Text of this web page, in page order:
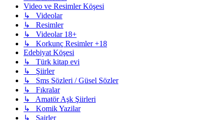
Video ve Resimler Köşesi
↳ Videolar
↳ Resimler
↳ Videolar 18+
↳ Korkunç Resimler +18
Edebiyat Köşesi
↳ Türk kitap evi
↳ Şiirler
↳ Sms Sözleri / Güsel Sözler
↳ Fıkralar
↳ Amatör Aşk Şiirleri
↳ Komik Yazilar
↳ Şairler